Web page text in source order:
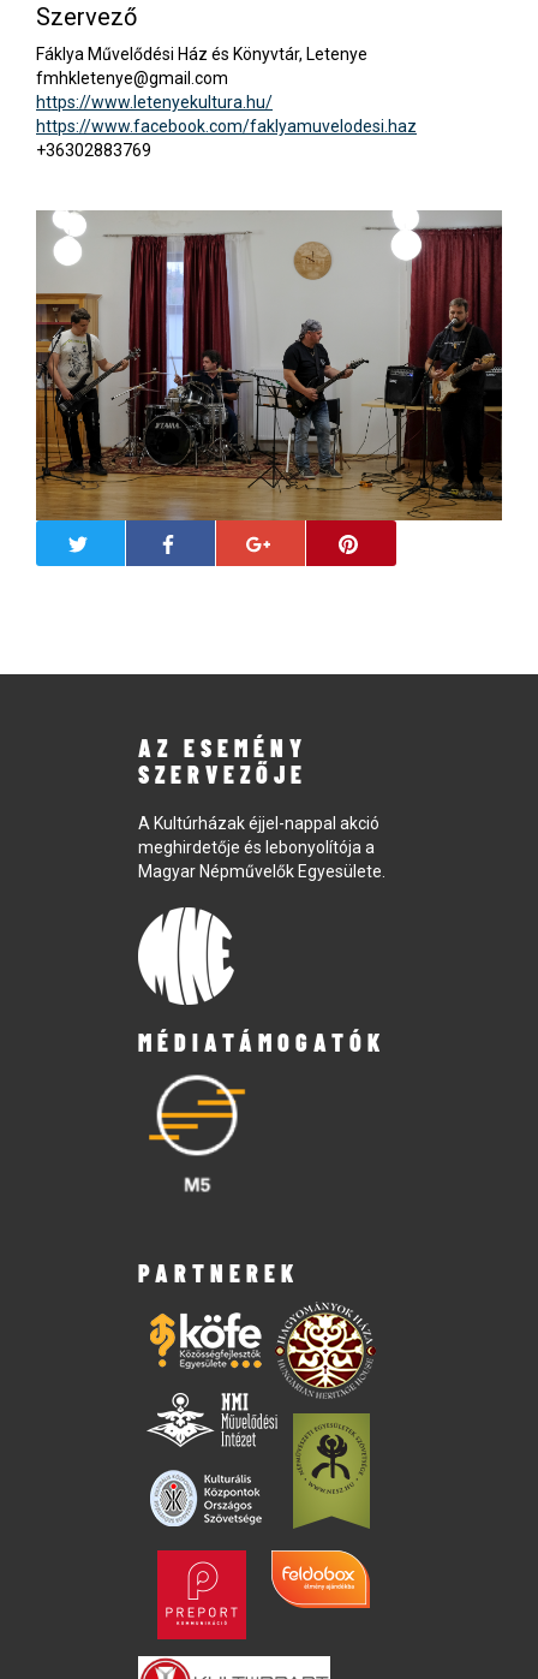
Szervező
Fáklya Művelődési Ház és Könyvtár, Letenye
fmhkletenye@gmail.com
https://www.letenyekultura.hu/
https://www.facebook.com/faklyamuvelodesi.haz
+36302883769
AZ ESEMÉNY
SZERVEZŐJE
A Kultúrházak éjjel-nappal akció
meghirdetője és lebonyolítója a
Magyar Népművelők Egyesülete.
MÉDIATÁMOGATÓK
PARTNEREK